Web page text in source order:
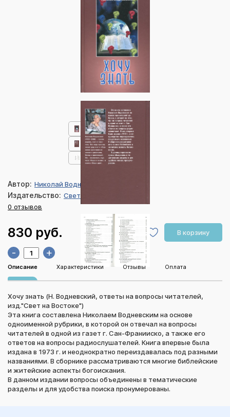
Автор: Николай Водневский
Издательство: Свет на Востоке
0 отзывов
830 руб. В корзину
- +
Описание Характеристики Отзывы Оплата
Хочу знать (Н. Водневский, ответы на вопросы читателей,
изд."Свет на Востоке")
Эта книга составлена Николаем Водневским на основе
одноименной рубрики, в которой он отвечал на вопросы
читателей в одной из газет г. Сан-Франииско, а также его
ответов на вопросы радиослушателей. Книга впервые была
издана в 1973 г. и неоднократно переиздавалась под разными
названиями. В сборнике рассматриваются многие библейские
и житейские аспекты богоискания.
В данном издании вопросы объединены в тематические
разделы и для удобства поиска пронумерованы.